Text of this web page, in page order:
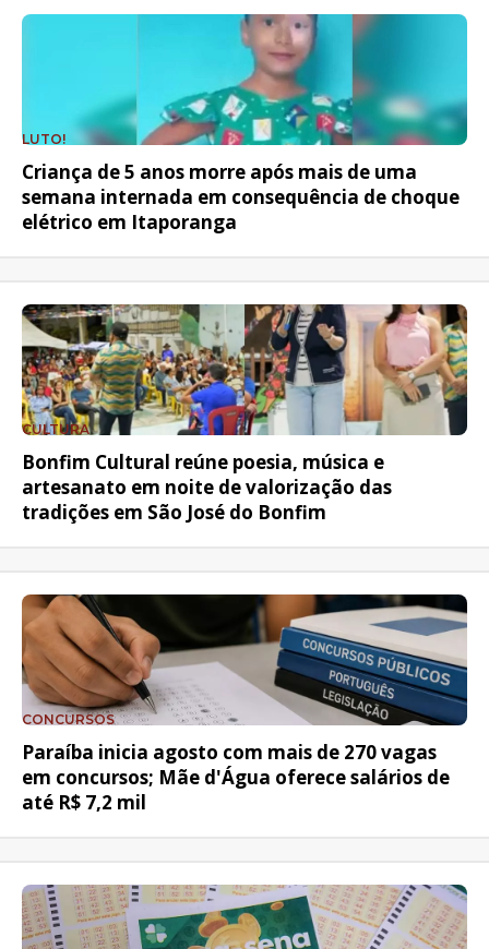
LUTO!
Criança de 5 anos morre após mais de uma
semana internada em consequência de choque
elétrico em Itaporanga
CULTURA
Bonfim Cultural reúne poesia, música e
artesanato em noite de valorização das
tradições em São José do Bonfim
CONCURSOS
Paraíba inicia agosto com mais de 270 vagas
em concursos; Mãe d'Água oferece salários de
até R$ 7,2 mil